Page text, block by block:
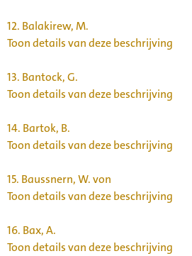
12. Balakirew, M.
Toon details van deze beschrijving
13. Bantock, G.
Toon details van deze beschrijving
14. Bartok, B.
Toon details van deze beschrijving
15. Baussnern, W. von
Toon details van deze beschrijving
16. Bax, A.
Toon details van deze beschrijving